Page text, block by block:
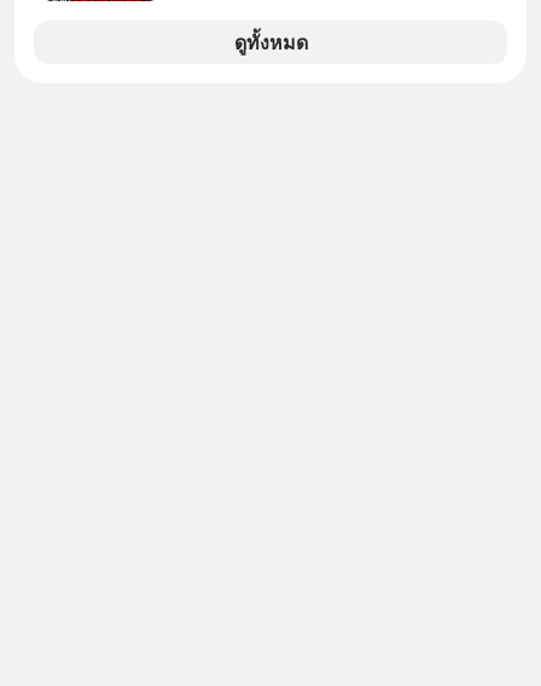
ขายของเหมือนกันทุกอย่าง
ดูทั้งหมด